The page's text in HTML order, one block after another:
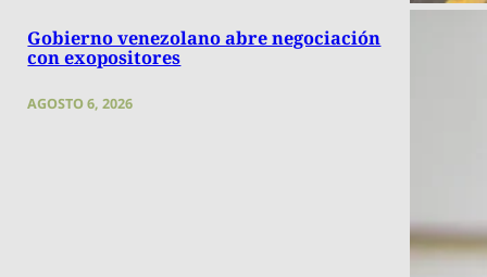
Gobierno venezolano abre negociación
con exopositores
AGOSTO 6, 2026